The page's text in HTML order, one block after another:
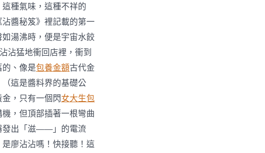
種氣味，這種不祥的
醬秘笈》裡記載的第一
湯沸時，便是宇宙水餃
沾猛地衝回店裡，衝到
、像是包養金額古代金
這是醬料界的基礎公
，只有一個閃女大生包
，但頂部插著一根彎曲
發出「滋——」的電流
廖沾沾嗎！快接聽！這